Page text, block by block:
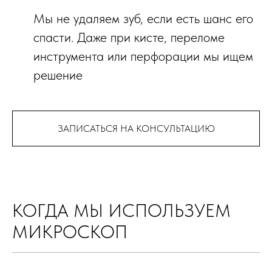
Мы не удаляем зуб, если есть шанс его
спасти. Даже при кисте, переломе
инструмента или перфорации мы ищем
решение
ЗАПИСАТЬСЯ НА КОНСУЛЬТАЦИЮ
КОГДА МЫ ИСПОЛЬЗУЕМ
МИКРОСКОП